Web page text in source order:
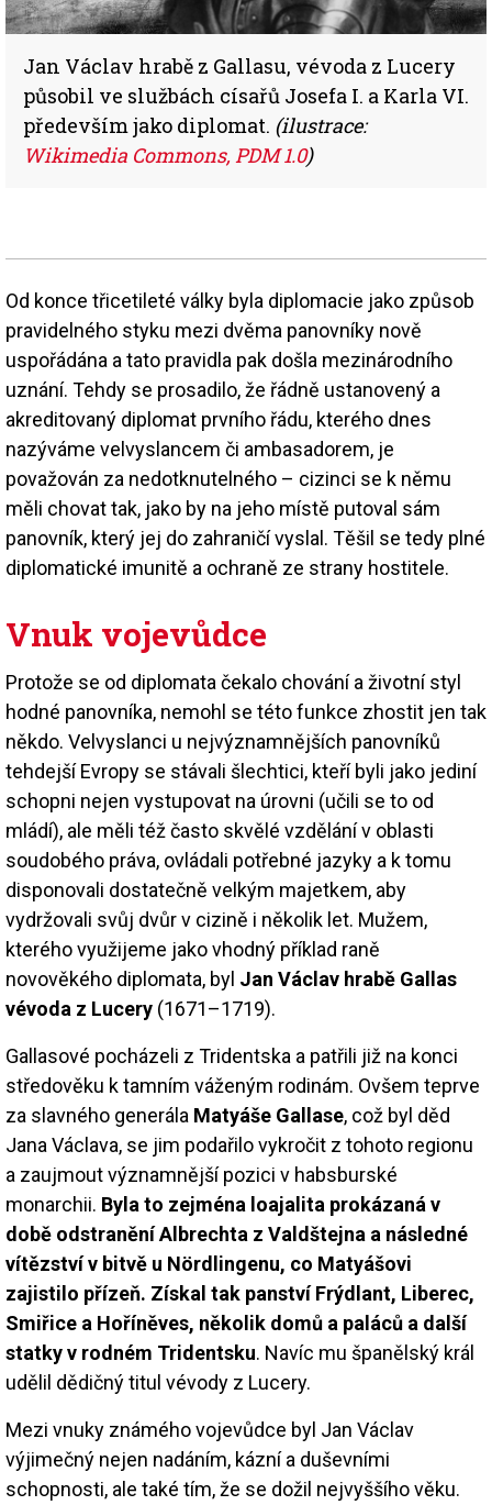
Jan Václav hrabě z Gallasu, vévoda z Lucery
působil ve službách císařů Josefa I. a Karla VI.
především jako diplomat. (ilustrace:
Wikimedia Commons, PDM 1.0)
Od konce třicetileté války byla diplomacie jako způsob
pravidelného styku mezi dvěma panovníky nově
uspořádána a tato pravidla pak došla mezinárodního
uznání. Tehdy se prosadilo, že řádně ustanovený a
akreditovaný diplomat prvního řádu, kterého dnes
nazýváme velvyslancem či ambasadorem, je
považován za nedotknutelného – cizinci se k němu
měli chovat tak, jako by na jeho místě putoval sám
panovník, který jej do zahraničí vyslal. Těšil se tedy plné
diplomatické imunitě a ochraně ze strany hostitele.
Vnuk vojevůdce
Protože se od diplomata čekalo chování a životní styl
hodné panovníka, nemohl se této funkce zhostit jen tak
někdo. Velvyslanci u nejvýznamnějších panovníků
tehdejší Evropy se stávali šlechtici, kteří byli jako jediní
schopni nejen vystupovat na úrovni (učili se to od
mládí), ale měli též často skvělé vzdělání v oblasti
soudobého práva, ovládali potřebné jazyky a k tomu
disponovali dostatečně velkým majetkem, aby
vydržovali svůj dvůr v cizině i několik let. Mužem,
kterého využijeme jako vhodný příklad raně
novověkého diplomata, byl Jan Václav hrabě Gallas
vévoda z Lucery (1671–1719).
Gallasové pocházeli z Tridentska a patřili již na konci
středověku k tamním váženým rodinám. Ovšem teprve
za slavného generála Matyáše Gallase, což byl děd
Jana Václava, se jim podařilo vykročit z tohoto regionu
a zaujmout významnější pozici v habsburské
monarchii. Byla to zejména loajalita prokázaná v
době odstranění Albrechta z Valdštejna a následné
vítězství v bitvě u Nördlingenu, co Matyášovi
zajistilo přízeň. Získal tak panství Frýdlant, Liberec,
Smiřice a Hoříněves, několik domů a paláců a další
statky v rodném Tridentsku. Navíc mu španělský král
udělil dědičný titul vévody z Lucery.
Mezi vnuky známého vojevůdce byl Jan Václav
výjimečný nejen nadáním, kázní a duševními
schopnosti, ale také tím, že se dožil nejvyššího věku.